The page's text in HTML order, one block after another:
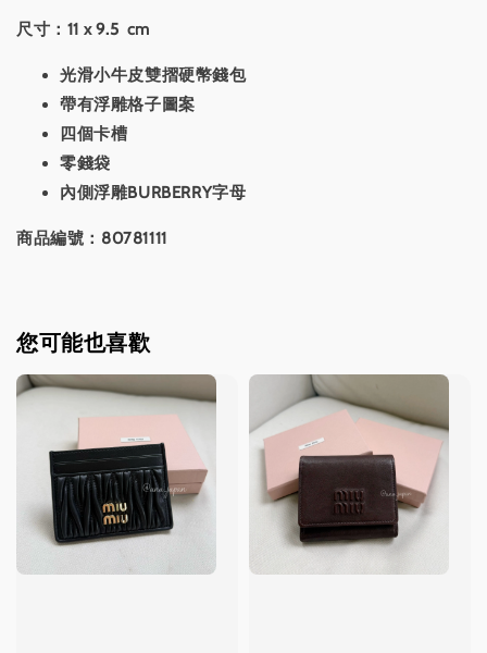
尺寸：11 x 9.5 cm
光滑小牛皮雙摺硬幣錢包
帶有浮雕格子圖案
四個卡槽
零錢袋
內側浮雕BURBERRY字母
商品編號：80781111
您可能也喜歡